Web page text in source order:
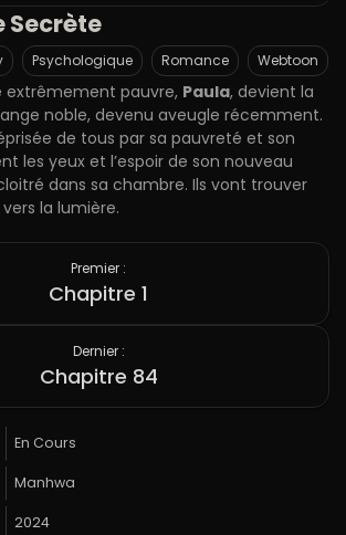
Secrète
Psychologique Romance Webtoon
extrêmement pauvre, Paula, devient la
noble, devenu aveugle récemment.
de tous par sa pauvreté et son
les yeux et l’espoir de son nouveau
dans sa chambre. Ils vont trouver
la lumière.
Premier :
Chapitre 1
Dernier :
Chapitre 84
En Cours
Manhwa
2024